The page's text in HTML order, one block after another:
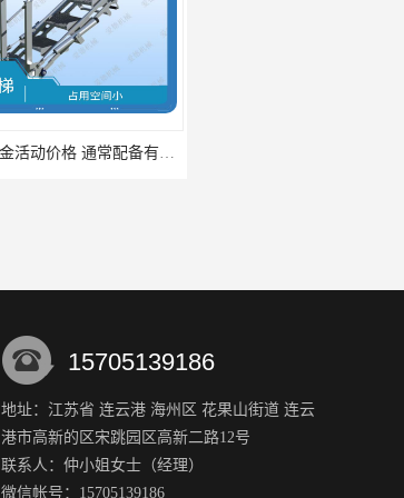
赣州铝合金活动价格 通常配备有扶手踏板等安全设施
哈尔滨顶部装卸车鹤管 能够灵活地适应不同的装卸需求
15705139186
地址：江苏省 连云港 海州区 花果山街道 连云
港市高新的区宋跳园区高新二路12号
联系人：仲小姐 女士 （经理）
微信帐号：15705139186